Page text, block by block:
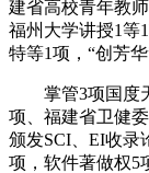
建省高校青年教
福州大学讲授1等
特等1项，“创芳
掌管3项国度天
项、福建省卫健
颁发SCI、EI收录
项，软件著做权5